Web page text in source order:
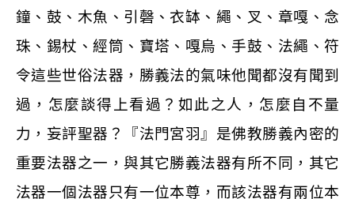
鐘、鼓、木魚、引磬、衣缽、繩、叉、章嘎、念
珠、錫杖、經筒、寶塔、嘎烏、手鼓、法繩、符
令這些世俗法器，勝義法的氣味他聞都沒有聞到
過，怎麼談得上看過？如此之人，怎麼自不量
力，妄評聖器？『法門宮羽』是佛教勝義內密的
重要法器之一，與其它勝義法器有所不同，其它
法器一個法器只有一位本尊，而該法器有兩位本